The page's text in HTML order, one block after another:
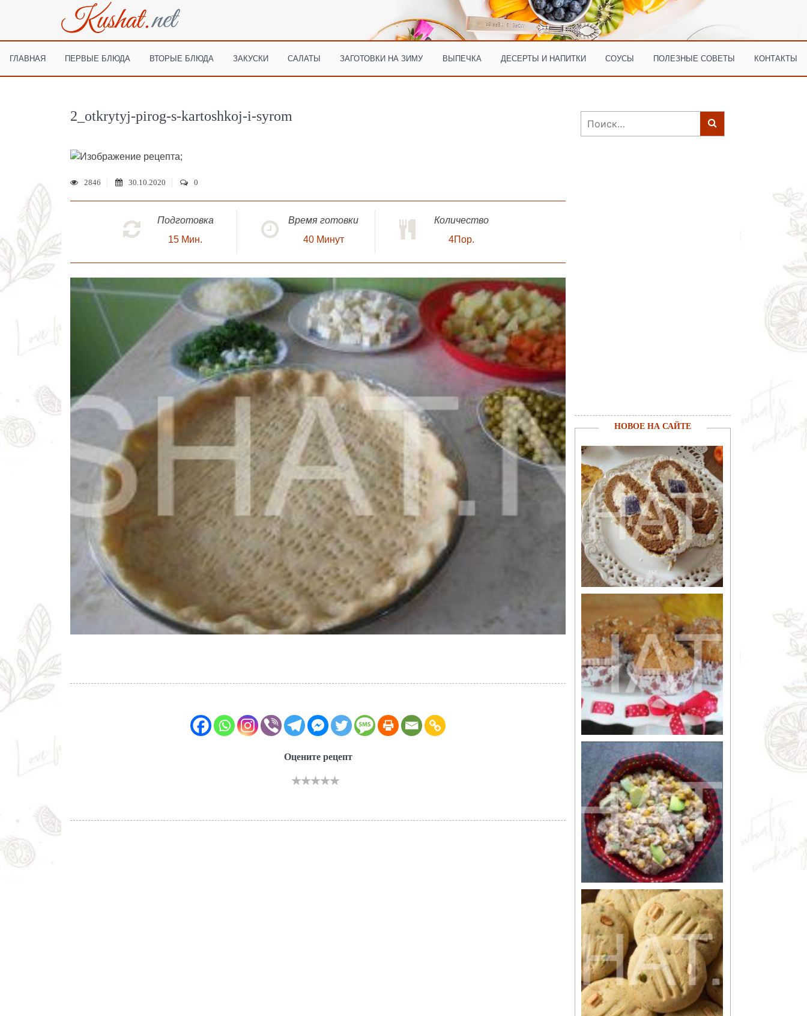
ГЛАВНАЯ ПЕРВЫЕ БЛЮДА ВТОРЫЕ БЛЮДА ЗАКУСКИ САЛАТЫ ЗАГОТОВКИ НА ЗИМУ ВЫПЕЧКА ДЕСЕРТЫ И НАПИТКИ СОУСЫ ПОЛЕЗНЫЕ СОВЕТЫ КОНТАКТЫ
2_otkrytyj-pirog-s-kartoshkoj-i-syrom
;
2846 30.10.2020 0
Подготовка
15 Мин.
Время готовки
40 Минут
Количество
4Пор.
Оцените рецепт
Найти:
НОВОЕ НА САЙТЕ